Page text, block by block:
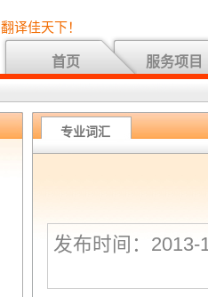
翻译佳天下！
首页 服务项目
专业词汇
发布时间：